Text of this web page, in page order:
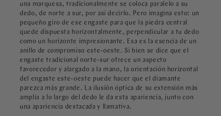
una marquesa, tradicionalmente se coloca paralelo a su
dedo, de norte a sur, por así decirlo. Pero imagina esto: un
pequeño giro de ese engaste para que la piedra central
quede dispuesta horizontalmente, perpendicular a tu dedo
como un horizonte impresionante. Esa es la esencia de un
anillo de compromiso este-oeste. Si bien se dice que el
engaste tradicional norte-sur ofrece un aspecto
favorecedor y alargado a la mano, la orientación horizontal
del engaste este-oeste puede hacer que el diamante
parezca más grande. La ilusión óptica de su extensión más
amplia a lo largo del dedo le da esta apariencia, junto con
una apariencia destacada y llamativa.